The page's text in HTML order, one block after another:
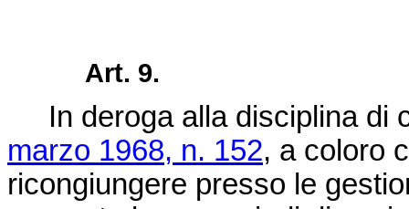
Art. 9.
In deroga alla disciplina di
marzo 1968, n. 152, a coloro
ricongiungere presso le